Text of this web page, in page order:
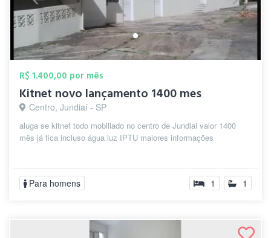
R$ 1.400,00 por mês
Kitnet novo lançamento 1400 mes
Centro, Jundiaí - SP
aluga se kitnet todo mobiliado no centro de Jundiai valor 1400
mês já fica incluso água luz IPTU maiores informações
Para homens 1 1